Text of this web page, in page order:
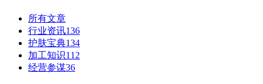
所有文章
行业资讯136
护肤宝典134
加工知识112
经营参谋36